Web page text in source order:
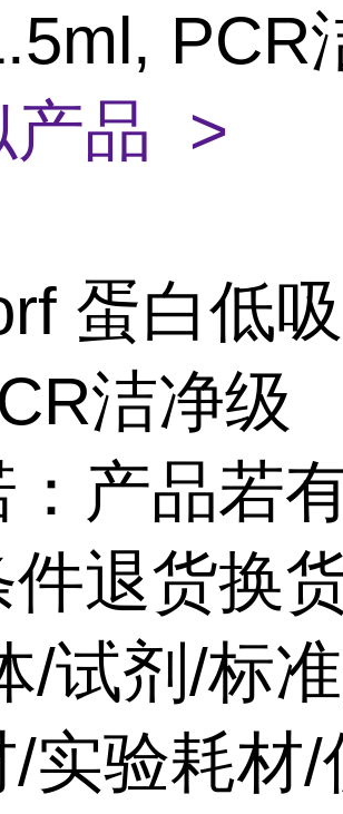
PCR
产品 >
蛋白低
洁净级
产品若
退货换货
/试剂/标
实验耗材/